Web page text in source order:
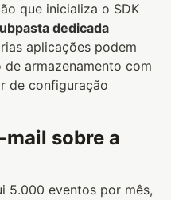
que inicializa o SDK
dedicada
aplicações podem
armazenamento com
de configuração
sobre a
5.000 eventos por mês,